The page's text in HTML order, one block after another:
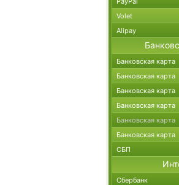
Volet
Alipay
Банковская карта
Банковская карта
Банковская карта
Банковская карта
Банковская карта
Банковская карта
СБП
Сбербанк